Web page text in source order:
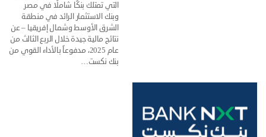
التي تمتلك بنكًا شاملًا في مصر
وبنك الاستثمار الرائد في منطقة
الشرق الأوسط وشمال إفريقيا – عن
نتائج مالية جيدة خلال الربع الثالث من
عام 2025، مدفوعاً بالأداء القوي من
بنك نكست…